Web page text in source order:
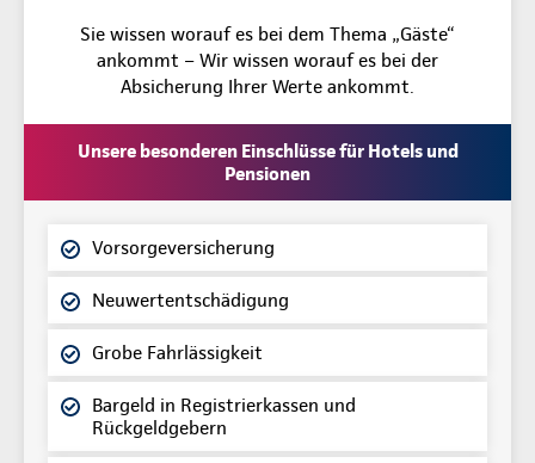
Sie wissen worauf es bei dem Thema „Gäste“
ankommt – Wir wissen worauf es bei der
Absicherung Ihrer Werte ankommt.
Unsere besonderen Einschlüsse für Hotels und
Pensionen
Vorsorgeversicherung
Neuwertentschädigung
Grobe Fahrlässigkeit
Bargeld in Registrierkassen und
Rückgeldgebern